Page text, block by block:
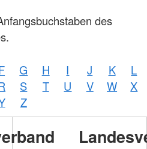
des
G H I J K
L
S T U V W
X
Z
Foto:
Zelck /
GmbH